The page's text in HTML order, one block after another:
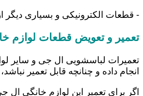
- قطعات الکترونیکی و بسیاری
تعمیر و تعویض قطعات لوازم
تعمیرات لباسشویی ال جی و سایر
انجام داده و چنانچه قابل تعمیر
اگر برای تعمیر این لوازم خانگی